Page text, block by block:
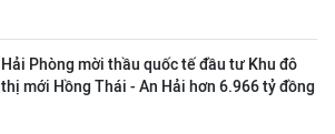
Hải Phòng mời thầu quốc tế đầu tư Khu đô
thị mới Hồng Thái - An Hải hơn 6.966 tỷ đồng